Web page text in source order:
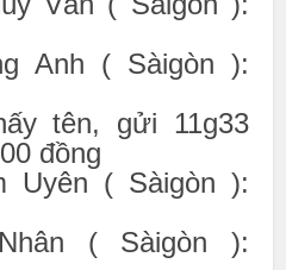
Anh ( Sàigòn ):
tên, gửi 11g33
đồng
Uyên ( Sàigòn ):
( Sàigòn ):